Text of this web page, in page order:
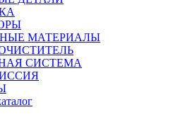
МАТЕРИАЛЫ
СИСТЕМА